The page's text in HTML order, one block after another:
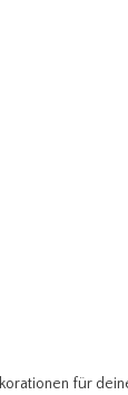
für